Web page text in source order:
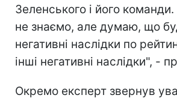
Зеленського і його
не знаємо, але думаю, що
негативні наслідки по
інші негативні наслідки", -
Окремо експерт звернув